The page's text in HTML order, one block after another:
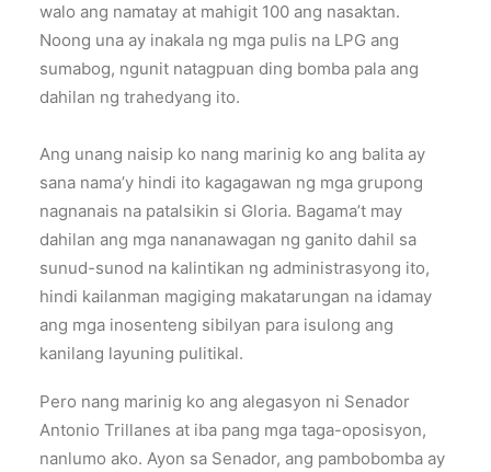
walo ang namatay at mahigit 100 ang nasaktan.
Noong una ay inakala ng mga pulis na LPG ang
sumabog, ngunit natagpuan ding bomba pala ang
dahilan ng trahedyang ito.
Ang unang naisip ko nang marinig ko ang balita ay
sana nama’y hindi ito kagagawan ng mga grupong
nagnanais na patalsikin si Gloria. Bagama’t may
dahilan ang mga nananawagan ng ganito dahil sa
sunud-sunod na kalintikan ng administrasyong ito,
hindi kailanman magiging makatarungan na idamay
ang mga inosenteng sibilyan para isulong ang
kanilang layuning pulitikal.
Pero nang marinig ko ang alegasyon ni Senador
Antonio Trillanes at iba pang mga taga-oposisyon,
nanlumo ako. Ayon sa Senador, ang pambobomba ay